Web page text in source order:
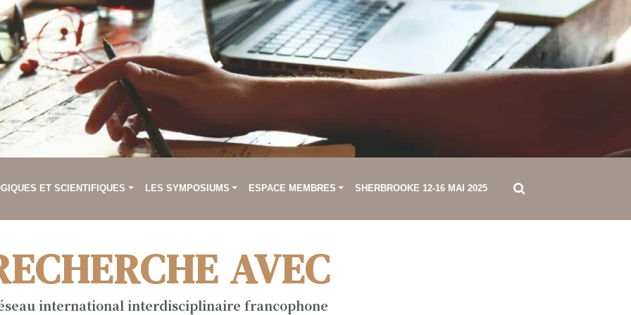
ET SCIENTIFIQUES LES SYMPOSIUMS ESPACE MEMBRES SHERBROOKE 12-16 MAI 2025
AVEC
international interdisciplinaire francophone